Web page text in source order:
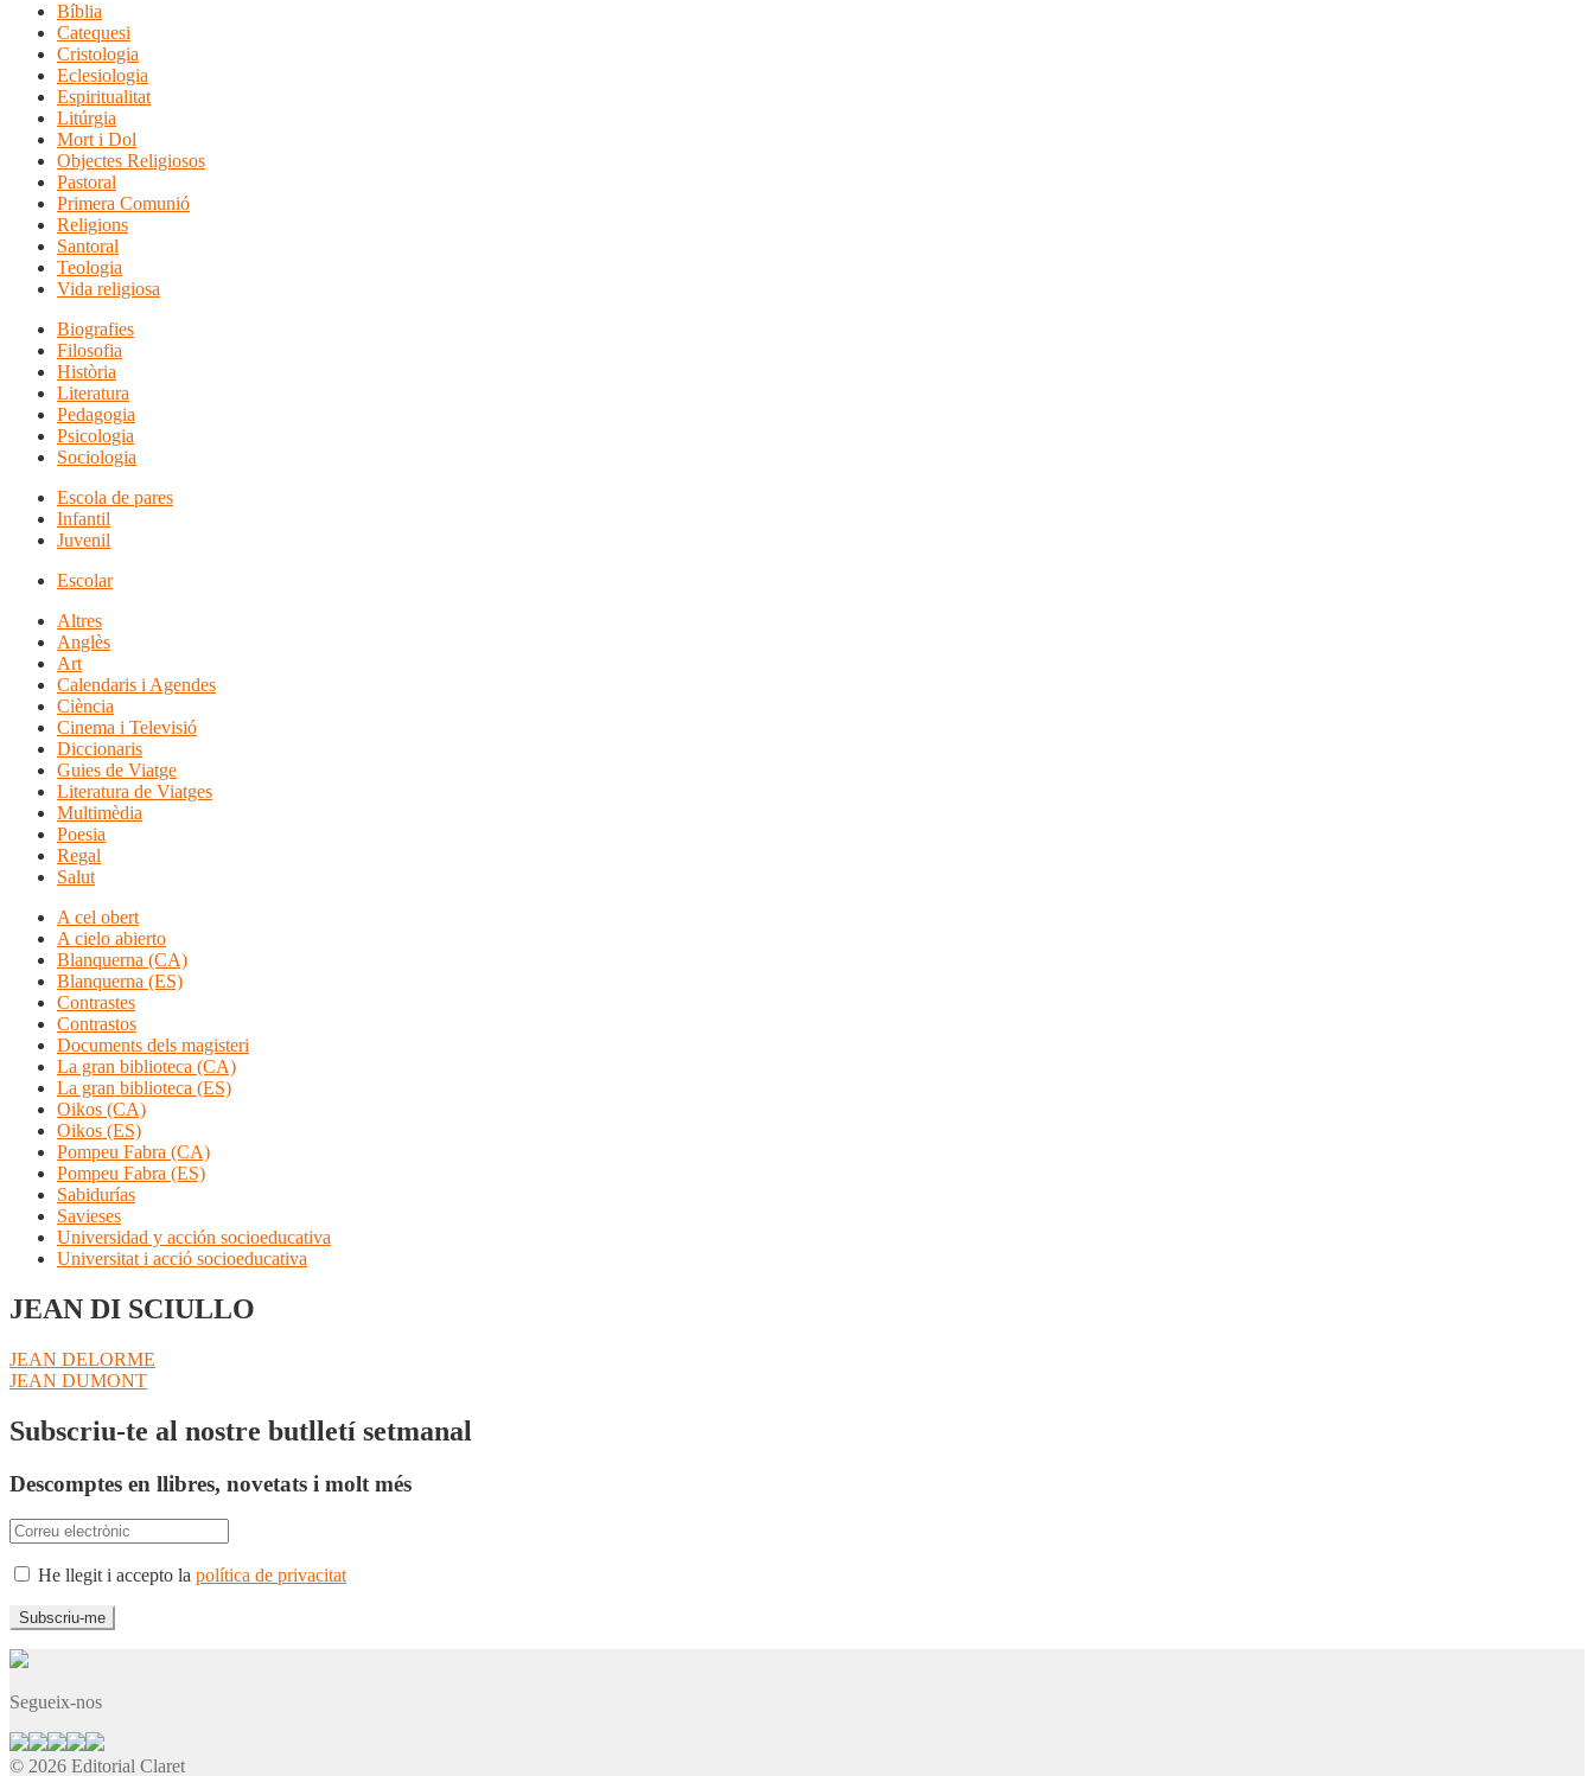
Bíblia
Catequesi
Cristologia
Eclesiologia
Espiritualitat
Litúrgia
Mort i Dol
Objectes Religiosos
Pastoral
Primera Comunió
Religions
Santoral
Teologia
Vida religiosa
Biografies
Filosofia
Història
Literatura
Pedagogia
Psicologia
Sociologia
Escola de pares
Infantil
Juvenil
Escolar
Altres
Anglès
Art
Calendaris i Agendes
Ciència
Cinema i Televisió
Diccionaris
Guies de Viatge
Literatura de Viatges
Multimèdia
Poesia
Regal
Salut
A cel obert
A cielo abierto
Blanquerna (CA)
Blanquerna (ES)
Contrastes
Contrastos
Documents dels magisteri
La gran biblioteca (CA)
La gran biblioteca (ES)
Oikos (CA)
Oikos (ES)
Pompeu Fabra (CA)
Pompeu Fabra (ES)
Sabidurías
Savieses
Universidad y acción socioeducativa
Universitat i acció socioeducativa
JEAN DI SCIULLO
Navegació
d'entrades
Entrada
anterior:
JEAN DELORME
Pròxima
JEAN DUMONT
Subscriu-te al nostre butlletí setmanal
Descomptes en llibres, novetats i molt més
He llegit i accepto la política de privacitat
Segueix-nos
© 2026 Editorial Claret